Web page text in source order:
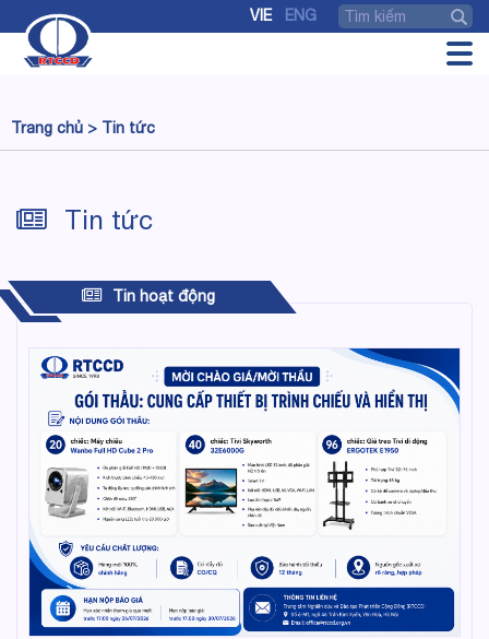
VIE ENG
Trang chủ > Tin tức
Tin tức
Tin hoạt động